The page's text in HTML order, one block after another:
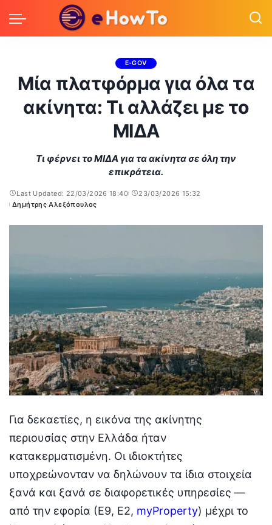
E-GOV
Μία πλατφόρμα για όλα τα
ακίνητα: Τι αλλάζει με το
ΜΙΔΑ
Τι φέρνει το ΜΙΔΑ για τα ακίνητα σε όλη την
επικράτεια.
Last Updated: 22/03/2026 18:40
23/03/2026 15:32
Posted
Δημήτρης Αλεξόπουλος
Για δεκαετίες, η εικόνα της ακίνητης
περιουσίας στην Ελλάδα ήταν
κατακερματισμένη. Οι ιδιοκτήτες
υποχρεώνονταν να δηλώνουν τα ίδια στοιχεία
ξανά και ξανά σε διαφορετικές υπηρεσίες —
από την εφορία (Ε9, Ε2, myProperty) μέχρι το